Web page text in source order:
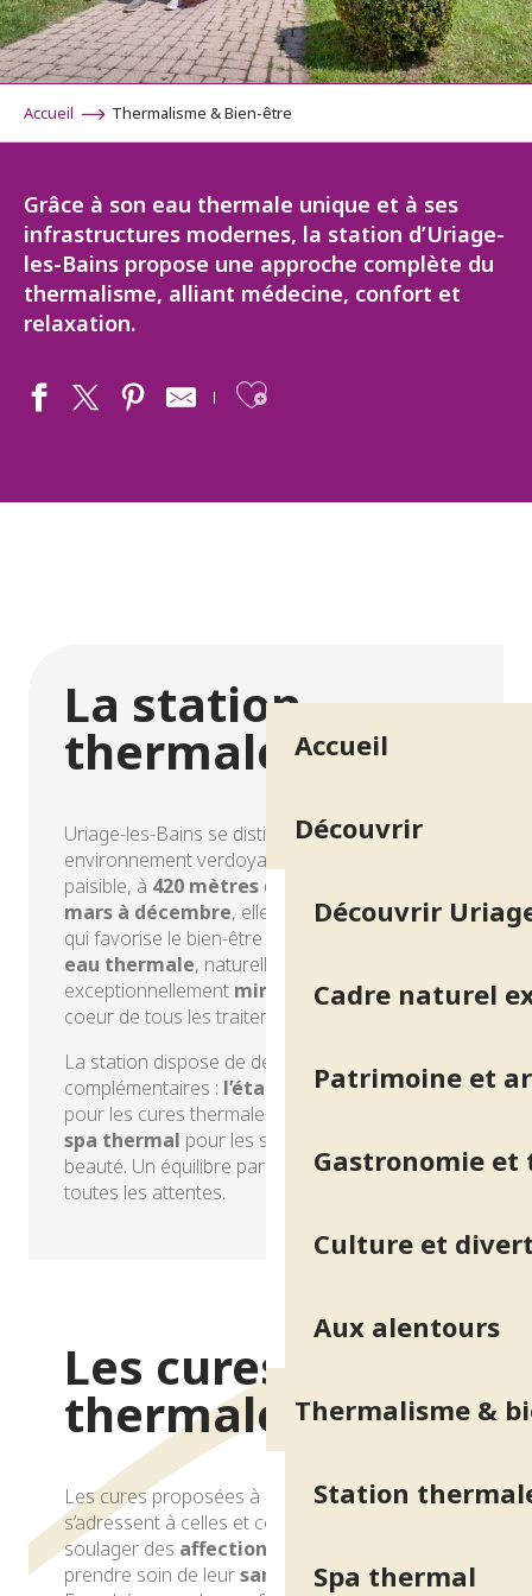
Accueil
Découvrir
Découvrir
Cadre naturel
Patrimoine et
Gastronomie
Culture et
Aux alentours
Thermalisme &
Station
Spa thermal
Accueil Thermalisme & Bien-être
Grâce à son eau thermale unique et à ses
infrastructures modernes, la station d’Uriage-
les-Bains propose une approche complète du
thermalisme, alliant médecine, confort et
relaxation.
Ajouter aux
La station
thermale
Uriage-les-Bains se distingue par son
environnement verdoyant et son atmosphère
paisible, à 420 mètres d’altitude
mars à décembre, elle bénéficie d’un climat
qui favorise le bien-être physique et mental. Son
eau thermale, naturellement chaude et
exceptionnellement minéralisée, constitue le
coeur de tous les traitements proposés.
La station dispose de deux espaces
complémentaires : l’établissement thermal
pour les cures thermales thérapeutiques et le
spa thermal pour les soins de détente et de
beauté. Un équilibre parfait pour répondre à
toutes les attentes.
Les cures
thermales
Les cures proposées à Uriage-les-Bains
s’adressent à celles et ceux qui souhaitent
soulager des affections chroniques
prendre soin de leursanté
dans la durée.